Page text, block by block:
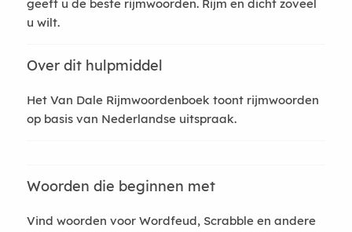
geeft u de beste rijmwoorden. Rijm en dicht zoveel
u wilt.
Over dit hulpmiddel
Het Van Dale Rijmwoordenboek toont rijmwoorden
op basis van Nederlandse uitspraak.
Woorden die beginnen met
Vind woorden voor Wordfeud, Scrabble en andere